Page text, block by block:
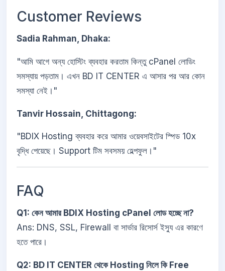
Customer Reviews
Sadia Rahman, Dhaka:
"আমি আগে অন্য হোস্টিং ব্যবহার করতাম কিন্তু cPanel লোডিং
সমস্যায় পড়তাম। এখন BD IT CENTER এ আসার পর আর কোন
সমস্যা নেই।"
Tanvir Hossain, Chittagong:
"BDIX Hosting ব্যবহার করে আমার ওয়েবসাইটের স্পিড 10x
বৃদ্ধি পেয়েছে। Support টিম সবসময় হেল্পফুল।"
FAQ
Q1: কেন আমার BDIX Hosting cPanel লোড হচ্ছে না?
Ans: DNS, SSL, Firewall বা সার্ভার রিসোর্স ইস্যু এর কারণে
হতে পারে।
Q2: BD IT CENTER থেকে Hosting নিলে কি Free